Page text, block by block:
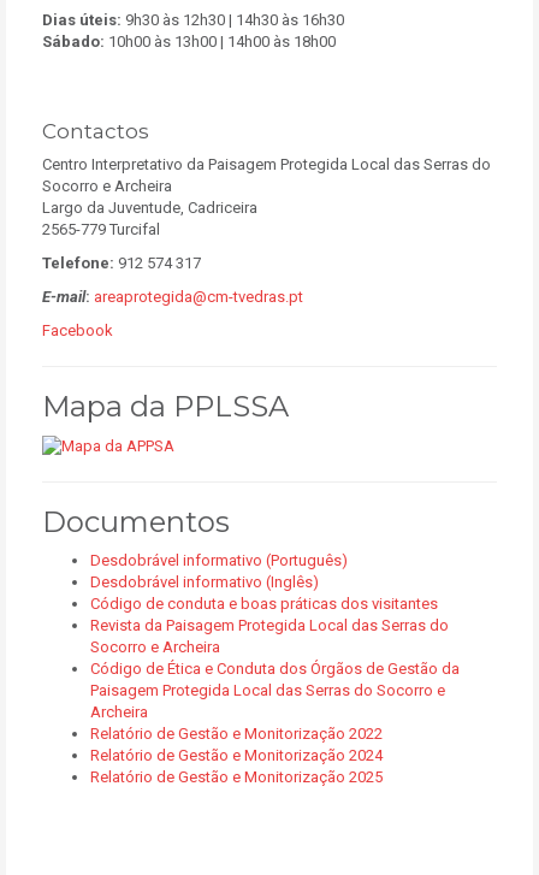
Dias úteis: 9h30 às 12h30 | 14h30 às 16h30
Sábado: 10h00 às 13h00 | 14h00 às 18h00
Contactos
Centro Interpretativo da Paisagem Protegida Local das Serras do
Socorro e Archeira
Largo da Juventude, Cadriceira
2565-779 Turcifal
Telefone: 912 574 317
E-mail: areaprotegida@cm-tvedras.pt
Facebook
Mapa da PPLSSA
Documentos
Desdobrável informativo (Português)
Desdobrável informativo (Inglês)
Código de conduta e boas práticas dos visitantes
Revista da Paisagem Protegida Local das Serras do
Socorro e Archeira
Código de Ética e Conduta dos Órgãos de Gestão da
Paisagem Protegida Local das Serras do Socorro e
Archeira
Relatório de Gestão e Monitorização 2022
Relatório de Gestão e Monitorização 2024
Relatório de Gestão e Monitorização 2025